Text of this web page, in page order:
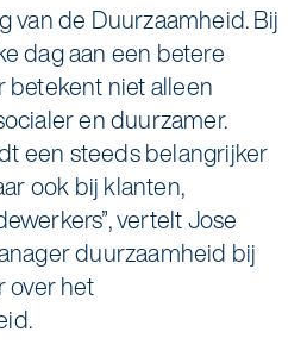
RVS
van de Duurzaamheid. Bij
dag aan een betere
betekent niet alleen
en duurzamer.
een steeds belangrijker
ook bij klanten,
vertelt Jose
duurzaamheid bij
over het